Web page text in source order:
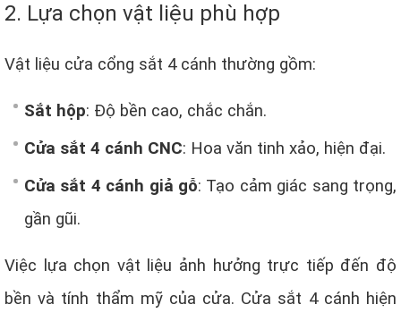
2. Lựa chọn vật liệu phù hợp
Vật liệu cửa cổng sắt 4 cánh thường gồm:
Sắt hộp: Độ bền cao, chắc chắn.
Cửa sắt 4 cánh CNC: Hoa văn tinh xảo, hiện đại.
Cửa sắt 4 cánh giả gỗ: Tạo cảm giác sang trọng,
gần gũi.
Việc lựa chọn vật liệu ảnh hưởng trực tiếp đến độ
bền và tính thẩm mỹ của cửa. Cửa sắt 4 cánh hiện